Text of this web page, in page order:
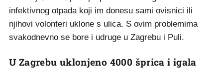
infektivnog otpada koji im donesu sami ovisnici ili
njihovi volonteri uklone s ulica. S ovim problemima
svakodnevno se bore i udruge u Zagrebu i Puli.
U Zagrebu uklonjeno 4000 šprica i igala